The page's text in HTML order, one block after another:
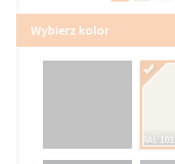
Wybierz kolor
RAL